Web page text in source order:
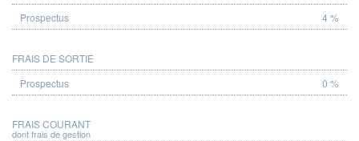
4 %
FRAIS DE SORTIE
0 %
FRAIS COURANT
dont frais de gestion